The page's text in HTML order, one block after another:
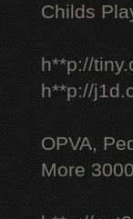
Childs
h**p://
h**p://
OPVA,
More